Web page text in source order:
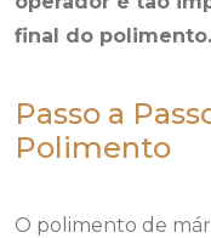
final do polimento.
Passo a
Polimento
O polimento de